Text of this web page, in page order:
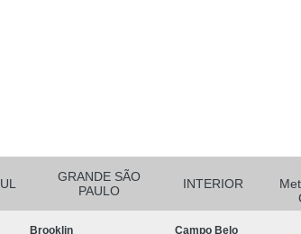
Corrimão de Inox
Corrimão Escada
GRANDE SÃO
PAULO
INTERIOR
Brooklin Campo Belo